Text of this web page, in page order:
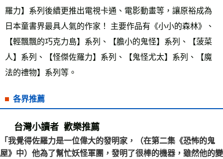
羅力】系列後續更推出電視卡通、電影動畫等，讓原裕成為
日本童書界最具人氣的作家！ 主要作品有《小小的森林》、
【輕飄飄的巧克力島】系列、【膽小的鬼怪】系列、【菠菜
人】系列、【怪傑佐羅力】系列、【鬼怪尤太】系列、【魔
法的禮物】系列等。
各界推薦
台灣小讀者 歡樂推薦
「我覺得佐羅力是一位偉大的發明家，（在第二集《恐怖的鬼
屋》中）他為了幫忙妖怪軍團，發明了很棒的機器，雖然他的變